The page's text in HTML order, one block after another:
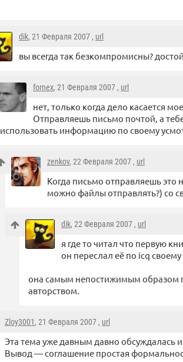
dik, 21 Февраля 2007 , url
вы всегда так безкомпромисны?
fornex, 21 Февраля 2007 , url
нет, только когда дело касается
Отправляешь письмо почтой, а
использовать информацию по своему
zenkov, 22 Февраля 2007 , url
Когда письмо отправляешь это
можно файлы отправлять?) со
dik, 22 Февраля 2007 , url
я где то читал что первую
он переслал её по icq
она самым непостижимым образом
авторством.
Zloy3001, 21 Февраля 2007 , url
Эта тема уже давным давно обсуждалась
Вывод — соглашение простая